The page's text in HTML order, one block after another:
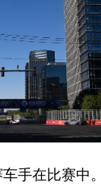
图片
件 金融
信息化
兴 银龄
能源
时尚
在比赛中。